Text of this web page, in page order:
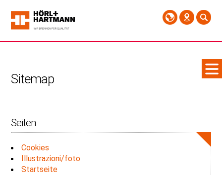
Sitemap
Seiten
Cookies
Illustrazioni/foto
Startseite